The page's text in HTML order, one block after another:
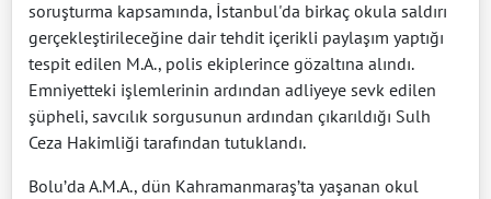
soruşturma kapsamında, İstanbul'da birkaç okula saldırı
gerçekleştirileceğine dair tehdit içerikli paylaşım yaptığı
tespit edilen M.A., polis ekiplerince gözaltına alındı.
Emniyetteki işlemlerinin ardından adliyeye sevk edilen
şüpheli, savcılık sorgusunun ardından çıkarıldığı Sulh
Ceza Hakimliği tarafından tutuklandı.
Bolu’da A.M.A., dün Kahramanmaraş’ta yaşanan okul